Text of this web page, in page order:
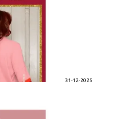
31-12-2025